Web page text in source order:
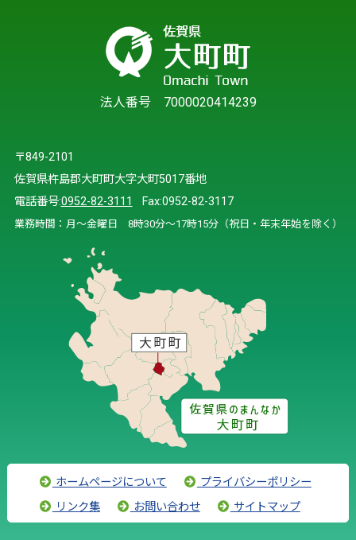
法人番号 7000020414239
〒849-2101
佐賀県杵島郡大町町大字大町5017番地
電話番号:0952-82-3111 Fax:0952-82-3117
業務時間：月～金曜日 8時30分～17時15分（祝日・年末年始を除く）
ホームページについて
プライバシーポリシー
リンク集
お問い合わせ サイトマップ